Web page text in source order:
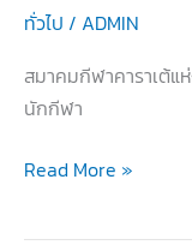
ทั่วไป / ADMIN
สมาคมกีฬาคาราเต้แ
นักกีฬา
นักกีฬา
ชาติ
Read More »